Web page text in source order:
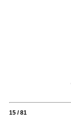
15 / 81